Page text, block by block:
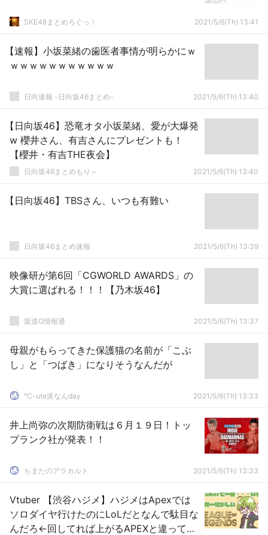
SKE48まとめろぐっ！ 2021/5/6(Th) 13:41
【速報】小坂菜緒の歯医者事情が明らかにｗ
ｗｗｗｗｗｗｗｗｗｗｗ
日向速報 -日向坂46まとめ- 2021/5/6(Th) 13:40
【日向坂46】恐竜オタ小坂菜緒、愛が大爆発
w 櫻井さん、有吉さんにプレゼントも！
【櫻井・有吉THE夜会】
日向坂46まとめもり～ 2021/5/6(Th) 13:40
【日向坂46】TBSさん、いつも有難い
日向坂46まとめ速報 2021/5/6(Th) 13:39
映像研が第6回「CGWORLD AWARDS」の
大賞に選ばれる！！！【乃木坂46】
坂道G情報通 2021/5/6(Th) 13:37
母親がもらってきた保護猫の名前が「こぶ
し」と「つばき」になりそうなんだが
℃-ute派なんday 2021/5/6(Th) 13:33
井上尚弥の次期防衛戦は６月１９日！トッ
プランク社が発表！！
ちまたのアラカルト 2021/5/6(Th) 13:33
Vtuber 【渋谷ハジメ】ハジメはApexでは
ソロダイヤ行けたのにLoLだとなんで駄目な
んだろ←回してれば上がるAPEXと違って頭